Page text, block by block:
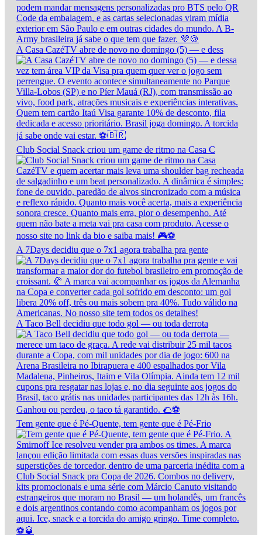
A Casa CazéTV abre de novo no domingo (5) — e dess
Club Social Snack criou um game de ritmo na Casa C
A 7Days decidiu que o 7x1 agora trabalha pra gente
A Taco Bell decidiu que todo gol — ou toda derrota
Tem gente que é Pé-Quente, tem gente que é Pé-Frio